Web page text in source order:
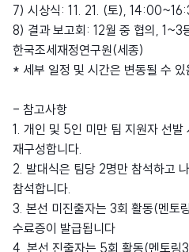
7) 시상식: 11. 21. (토),
8) 결과 보고회: 12월 중 협의, 1~3
한국조세재정연구원(세종)
* 세부 일정 및 시간은 변동될 수 있
- 참고사항
1. 개인 및 5인 미만 팀 지원자 선
재구성합니다.
2. 발대식은 팀당 2명만 참석하고
참석합니다.
3. 본선 미진출자는 3회 활동(멘토
수료증이 발급됩니다
4. 본선 진출자는 5회 활동(멘토링